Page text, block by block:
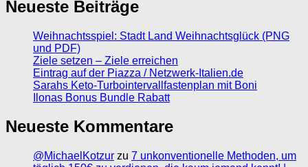
Neueste Beiträge
Weihnachtsspiel: Stadt Land Weihnachtsglück (PNG
und PDF)
Ziele setzen – Ziele erreichen
Eintrag auf der Piazza / Netzwerk-Italien.de
Sarahs Keto-Turbointervallfastenplan mit Boni
Ilonas Bonus Bundle Rabatt
Neueste Kommentare
@MichaelKotzur zu 7 unkonventionelle Methoden, um